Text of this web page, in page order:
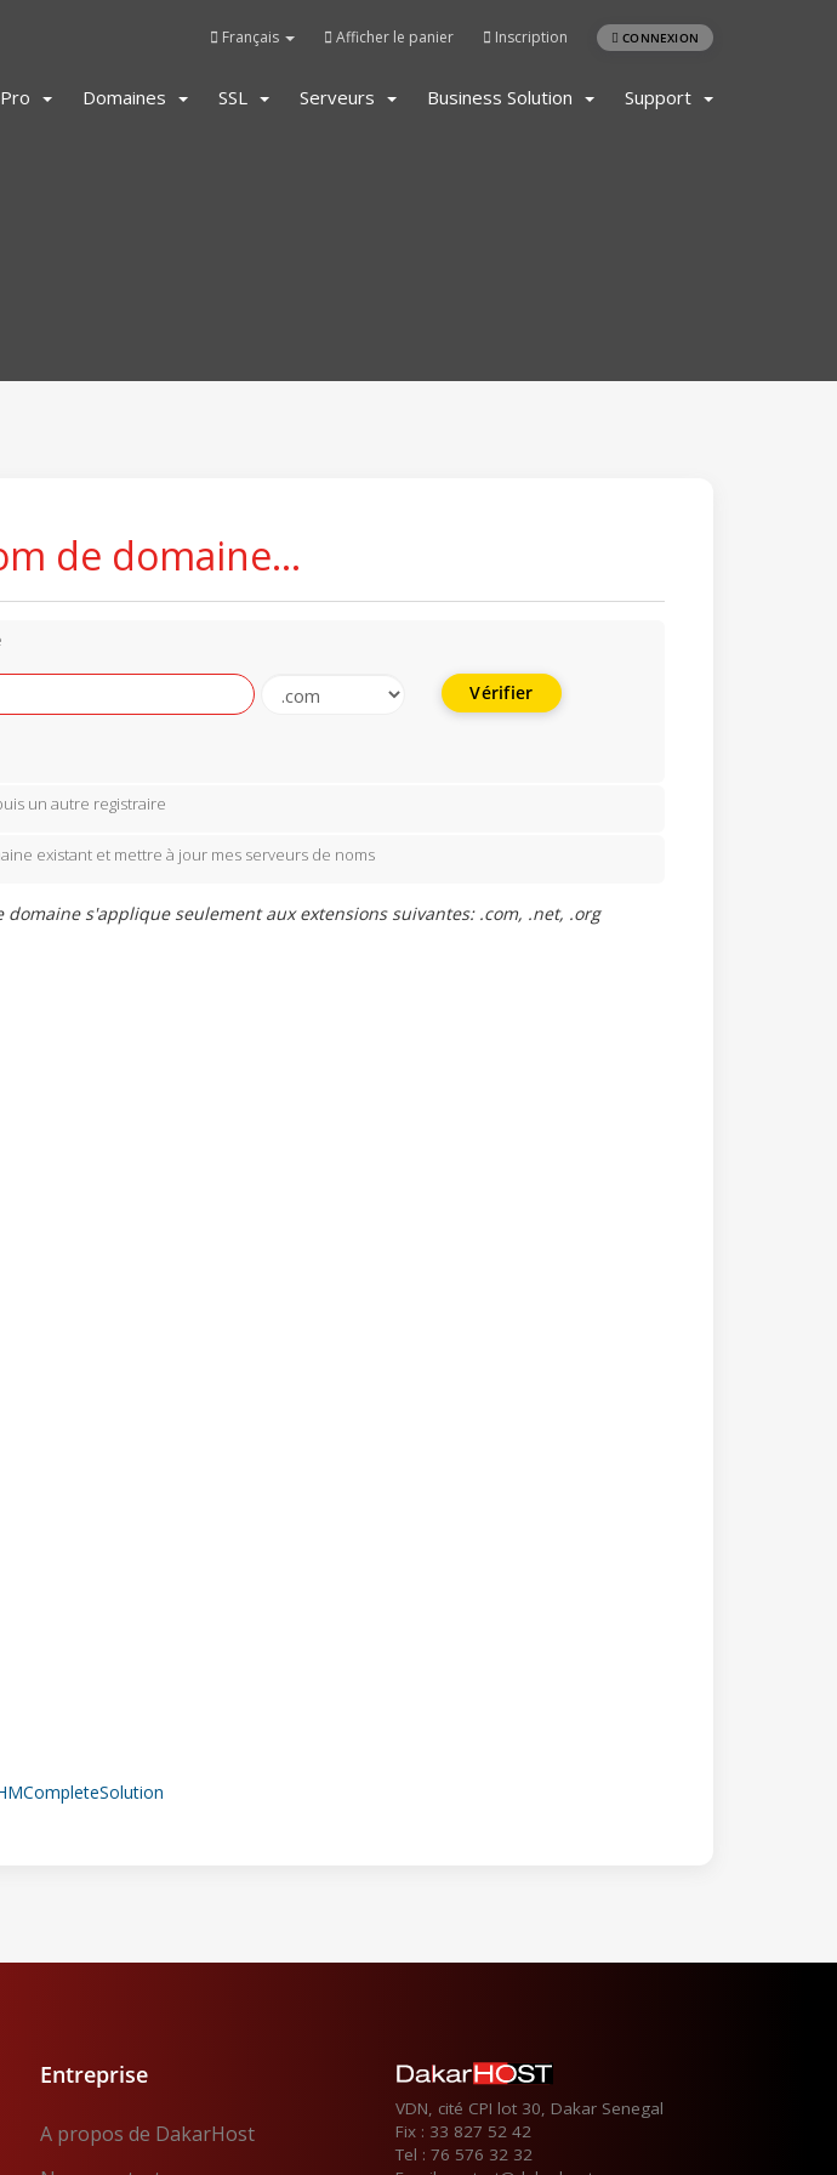
Français Afficher le panier Inscription CONNEXION
Domaines SSL Serveurs Business Solution Support
de domaine...
Vérifier
un autre registraire
existant et mettre à jour mes serveurs de noms
s'applique seulement aux extensions suivantes: .com, .net, .org
Entreprise
A propos de DakarHost
VDN, cité CPI lot 30, Dakar Senegal
Fix : 33 827 52 42
Tel : 76 576 32 32